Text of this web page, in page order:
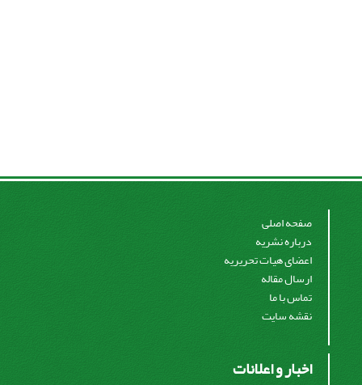
صفحه اصلی
درباره نشریه
اعضای هیات تحریریه
ارسال مقاله
تماس با ما
نقشه سایت
اخبار و اعلانات